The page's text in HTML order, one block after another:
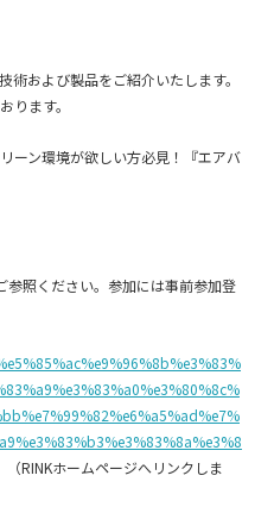
および製品をご紹介いたします。
ります。
ン環境が欲しい方必見！『エアバ
照ください。参加には事前参加登
（RINKホームページへリンクしま